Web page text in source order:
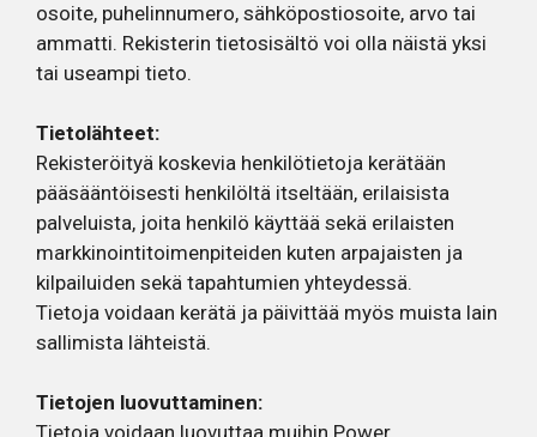
osoite, puhelinnumero, sähköpostiosoite, arvo tai
ammatti. Rekisterin tietosisältö voi olla näistä yksi
tai useampi tieto.
Tietolähteet:
Rekisteröityä koskevia henkilötietoja kerätään
pääsääntöisesti henkilöltä itseltään, erilaisista
palveluista, joita henkilö käyttää sekä erilaisten
markkinointitoimenpiteiden kuten arpajaisten ja
kilpailuiden sekä tapahtumien yhteydessä.
Tietoja voidaan kerätä ja päivittää myös muista lain
sallimista lähteistä.
Tietojen luovuttaminen: